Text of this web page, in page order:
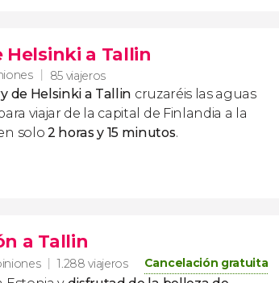
Helsinki a Tallin
85 viajeros
de Helsinki a Tallin cruzaréis las aguas
viajar de la capital de Finlandia a la
solo 2 horas y 15 minutos.
a Tallin
1.288 viajeros Cancelación gratuita